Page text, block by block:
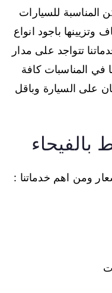
المناسبة للسيارات
باجود انواع
تتواجد على مدار
في المناسبات كافة
على السيارة وباقل
ومن اهم خدماتنا :